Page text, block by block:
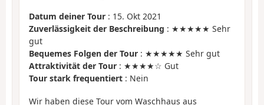
Datum deiner Tour : 15. Okt 2021
Zuverlässigkeit der Beschreibung : ★★★★★ Sehr
gut
Bequemes Folgen der Tour : ★★★★★ Sehr gut
Attraktivität der Tour : ★★★★☆ Gut
Tour stark frequentiert : Nein
Wir haben diese Tour vom Waschhaus aus